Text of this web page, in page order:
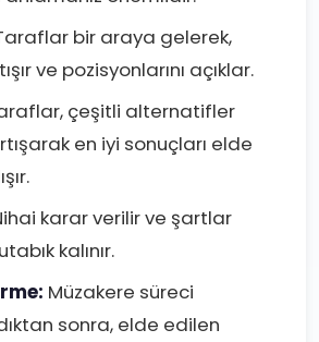
bir araya gelerek,
ve pozisyonlarını açıklar.
çeşitli alternatifler
en iyi sonuçları elde
karar verilir ve şartlar
kalınır.
Müzakere süreci
sonra, elde edilen